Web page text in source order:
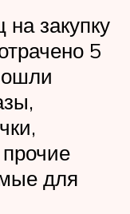
закупку
5
для